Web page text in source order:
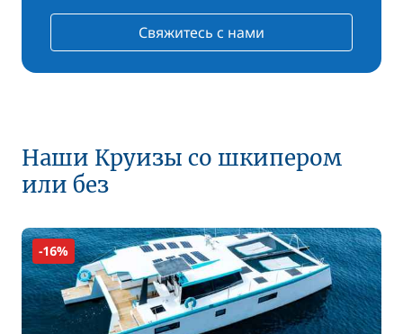
Свяжитесь с нами
Наши Круизы со шкипером
или без
-16%